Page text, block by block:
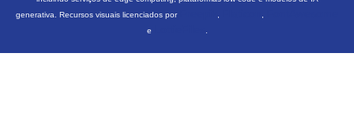
generativa. Recursos visuais licenciados por
e